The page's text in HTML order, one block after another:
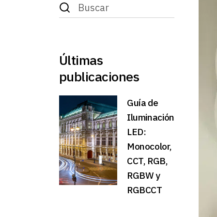
Últimas
publicaciones
Guía de
Iluminación
LED:
Monocolor,
CCT, RGB,
RGBW y
RGBCCT